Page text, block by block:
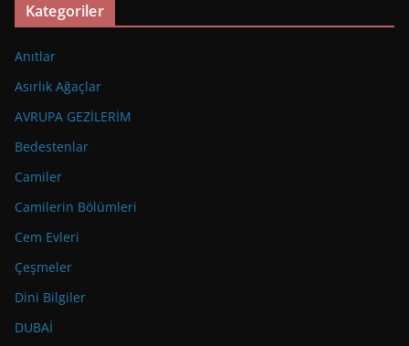
Kategoriler
Anıtlar
Asırlık Ağaçlar
AVRUPA GEZİLERİM
Bedestenlar
Camiler
Camilerin Bölümleri
Cem Evleri
Çeşmeler
Dini Bilgiler
DUBAİ